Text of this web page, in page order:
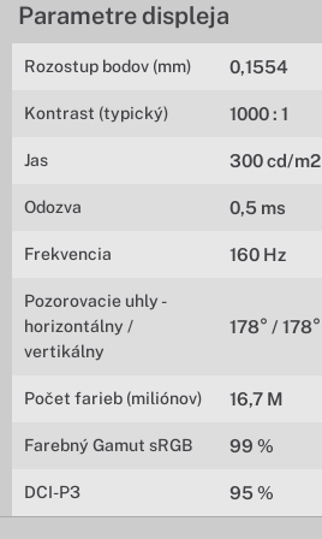
Parametre displeja
Rozostup bodov (mm) 0,1554
Kontrast (typický) 1000 : 1
Jas 300 cd/m2
Odozva 0,5 ms
Frekvencia 160 Hz
Pozorovacie uhly -
horizontálny /
vertikálny
178° / 178°
Počet farieb (miliónov) 16,7 M
Farebný Gamut sRGB 99 %
DCI-P3 95 %